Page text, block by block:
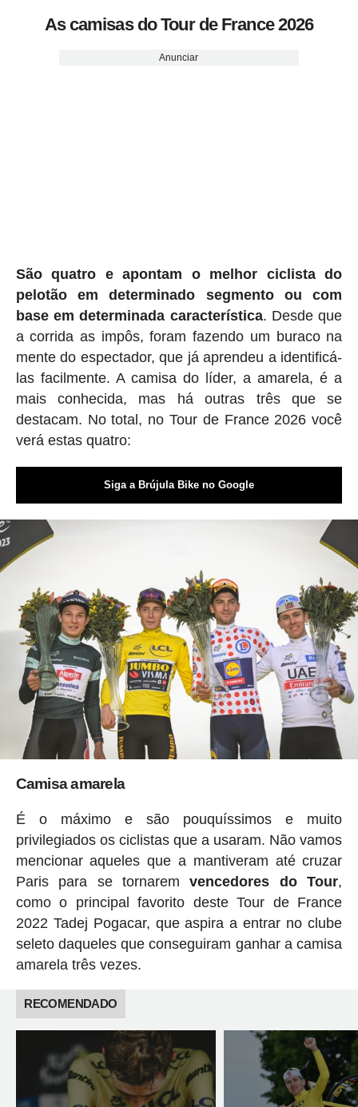
As camisas do Tour de France 2026
Anunciar
São quatro e apontam o melhor ciclista do
pelotão em determinado segmento ou com
base em determinada característica. Desde que
a corrida as impôs, foram fazendo um buraco na
mente do espectador, que já aprendeu a identificá-
las facilmente. A camisa do líder, a amarela, é a
mais conhecida, mas há outras três que se
destacam. No total, no Tour de France 2026 você
verá estas quatro:
Siga a Brújula Bike no Google
Camisa amarela
É o máximo e são pouquíssimos e muito
privilegiados os ciclistas que a usaram. Não vamos
mencionar aqueles que a mantiveram até cruzar
Paris para se tornaremvencedores do Tour,
como o principal favorito deste Tour de France
2022 Tadej Pogacar, que aspira a entrar no clube
seleto daqueles que conseguiram ganhar a camisa
amarela três vezes.
RECOMENDADO